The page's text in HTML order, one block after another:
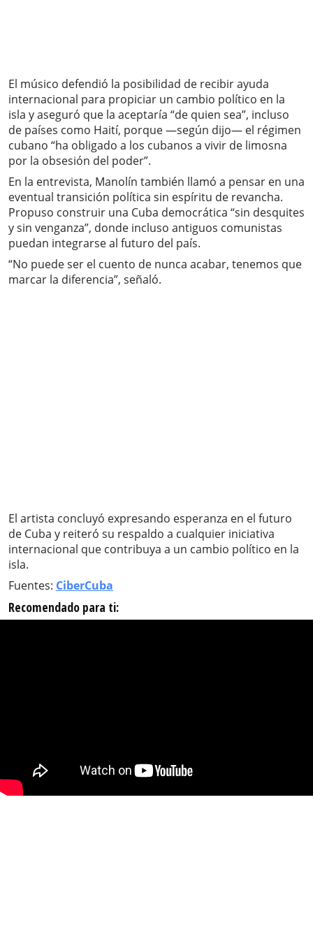
El músico defendió la posibilidad de recibir ayuda
internacional para propiciar un cambio político en la
isla y aseguró que la aceptaría “de quien sea”, incluso
de países como Haití, porque —según dijo— el régimen
cubano “ha obligado a los cubanos a vivir de limosna
por la obsesión del poder”.
En la entrevista, Manolín también llamó a pensar en una
eventual transición política sin espíritu de revancha.
Propuso construir una Cuba democrática “sin desquites
y sin venganza”, donde incluso antiguos comunistas
puedan integrarse al futuro del país.
“No puede ser el cuento de nunca acabar, tenemos que
marcar la diferencia”, señaló.
El artista concluyó expresando esperanza en el futuro
de Cuba y reiteró su respaldo a cualquier iniciativa
internacional que contribuya a un cambio político en la
isla.
Fuentes: CiberCuba
Recomendado para ti: